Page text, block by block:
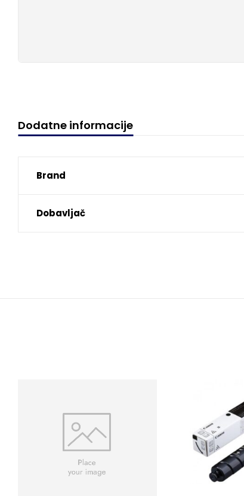
Dodatne informacije
Brand
Dobavljač